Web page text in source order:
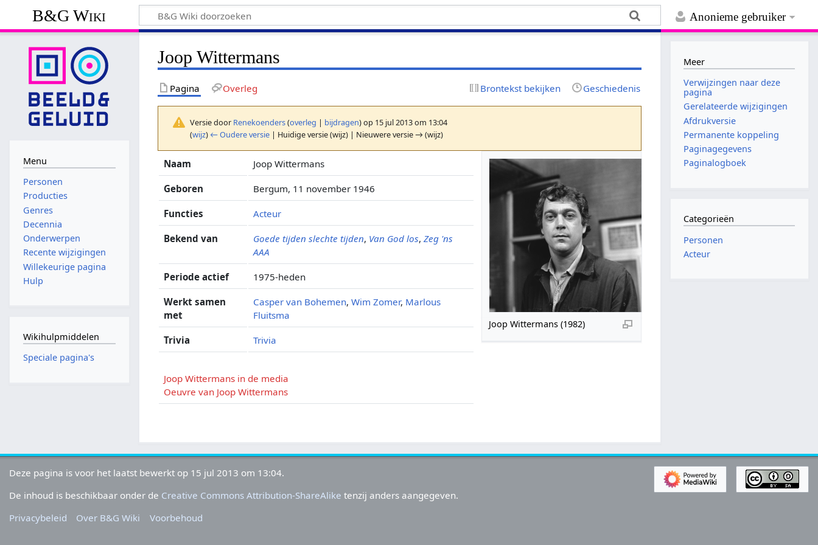
Anonieme gebruiker
B&G Wiki
Joop Wittermans
Pagina Overleg Brontekst bekijken Geschiedenis
Versie door Renekoenders(overleg | bijdragen)op 15 jul 2013 om 13:04
(wijz) ← Oudere versie | Huidige versie (wijz) | Nieuwere versie → (wijz)
Joop Wittermans (1982)
Naam Joop Wittermans
Geboren Bergum, 11 november 1946
Functies Acteur
Bekend van Goede tijden slechte tijden, Van God los,Zeg 'ns
AAA
Periode actief 1975-heden
Werkt samen
met
Casper van Bohemen,Wim Zomer, Marlous
Fluitsma
Trivia Trivia
Joop Wittermans in de media
Oeuvre van Joop Wittermans
Menu
Personen
Producties
Genres
Decennia
Onderwerpen
Recente wijzigingen
Willekeurige pagina
Hulp
Wikihulpmiddelen
Speciale pagina's
Meer
Verwijzingen naar deze
pagina
Gerelateerde wijzigingen
Afdrukversie
Permanente koppeling
Paginagegevens
Paginalogboek
Categorieën
Personen
Acteur
Deze pagina is voor het laatst bewerkt op 15 jul 2013 om 13:04.
De inhoud is beschikbaar onder de Creative Commons Attribution-ShareAlike tenzij anders aangegeven.
Privacybeleid
Over B&G Wiki Voorbehoud